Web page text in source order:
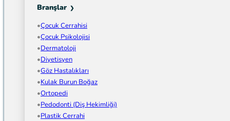
Branşlar
Çocuk Cerrahisi
Çocuk Psikolojisi
Dermatoloji
Diyetisyen
Göz Hastalıkları
Kulak Burun Boğaz
Ortopedi
Pedodonti (Diş Hekimliği)
Plastik Cerrahi